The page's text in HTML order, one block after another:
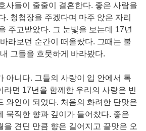
사들이 줄줄이 결혼한다. 좋은 사람을
. 청첩장을 주겠다며 마주 앉은 자리
주고받았다. 그 눈빛을 보는데 17년
라보던 순간이 떠올랐다. 그때는 불
그들을 흐뭇하게 바라봤다.
아니다. 그들의 사랑이 입 안에서 톡
라면 17년을 함께한 우리의 사랑은 빈
와인이 되었다. 처음의 화려한 단맛은
묵직한 향과 깊이가 들어찼다. 좋은
을 견딘 만큼 향은 길어지고 끝맛은 오